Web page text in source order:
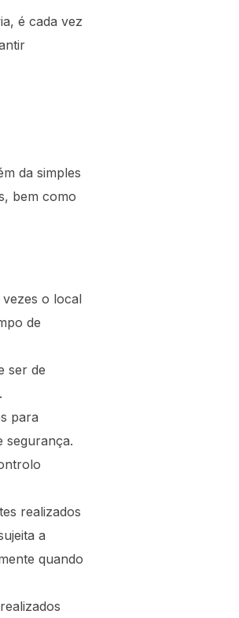
é cada vez
da simples
bem como
vezes o local
de
ser de
para
segurança.
realizados
a
quando